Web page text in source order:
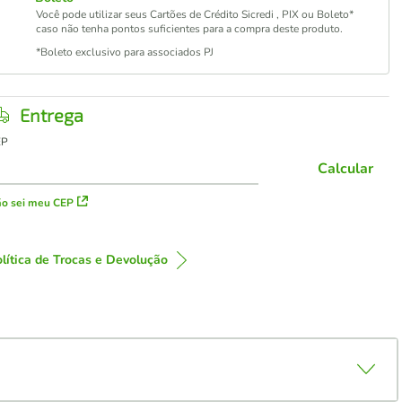
Você pode utilizar seus Cartões de Crédito Sicredi , PIX ou Boleto*
caso não tenha pontos suficientes para a compra deste produto.
*Boleto exclusivo para associados PJ
Entrega
sei meu CEP
Calcular
de Trocas e Devolução